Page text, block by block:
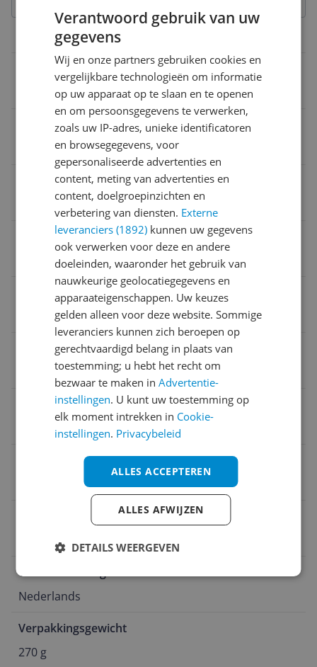
Overige kenmerken
Kleur licht
Meerkleurig
Waarde energielabel nieuw 2021
Wattage per lichtpunt
Verpakking lengte
Personage van toepassing
Aantal artikelen in verpakking
CE markering
Levensduur lichtbronnen
Taal handleiding
Nederlands
Verpakkingsgewicht
270 g
Verantwoord gebruik van uw
gegevens
Wij en onze partners gebruiken cookies en
vergelijkbare technologieën om informatie
op uw apparaat op te slaan en te openen
en om persoonsgegevens te verwerken,
zoals uw IP-adres, unieke identificatoren
en browsegegevens, voor
gepersonaliseerde advertenties en
content, meting van advertenties en
content, doelgroepinzichten en
verbetering van diensten. Externe
leveranciers (1892) kunnen uw gegevens
ook verwerken voor deze en andere
doeleinden, waaronder het gebruik van
nauwkeurige geolocatiegegevens en
apparaateigenschappen. Uw keuzes
gelden alleen voor deze website. Sommige
leveranciers kunnen zich beroepen op
gerechtvaardigd belang in plaats van
toestemming; u hebt het recht om
bezwaar te maken inAdvertentie-
instellingen. U kunt uw toestemming op
elk moment intrekken in Cookie-
instellingen. Privacybeleid
ALLES ACCEPTEREN
ALLES AFWIJZEN
DETAILS WEERGEVEN